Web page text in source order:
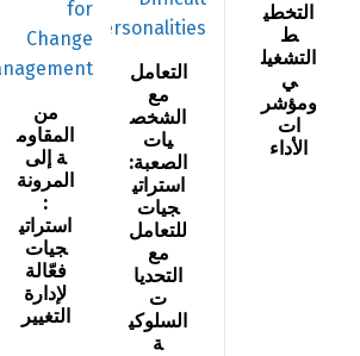
التخطي
ط
التشغيل
ي
ومؤشر
ات
الأداء
التعامل
مع
الشخص
يات
الصعبة:
استراتي
جيات
للتعامل
مع
التحديا
ت
السلوكي
ة
من
المقاوم
ة إلى
المرونة
:
استراتي
جيات
فعّالة
لإدارة
التغيير
Switch The Language
العربية